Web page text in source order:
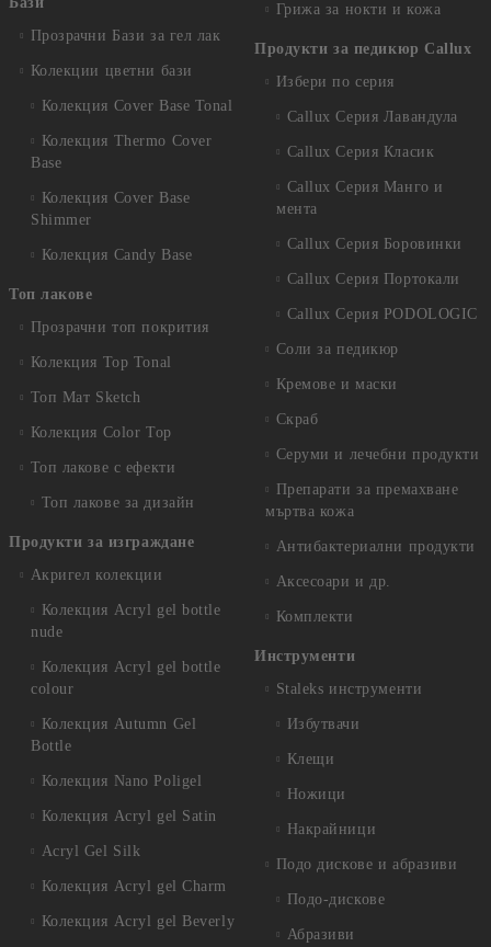
Прозрачни Бази за гел лак
Колекции цветни бази
Колекция Cover Base Tonal
Колекция Thermo Cover
Base
Колекция Cover Base
Shimmer
Колекция Candy Base
Топ лакове
Прозрачни топ покрития
Колекция Top Tonal
Топ Мат Sketch
Колекция Color Top
Топ лакове с ефекти
Топ лакове за дизайн
Продукти за изграждане
Акригел колекции
Колекция Acryl gel bottle
nude
Колекция Acryl gel bottle
colour
Колекция Autumn Gel
Bottle
Колекция Nano Poligel
Колекция Acryl gel Satin
Acryl Gel Silk
Колекция Acryl gel Charm
Колекция Acryl gel Beverly
Грижа за нокти и кожа
Продукти за педикюр Callux
Избери по серия
Callux Серия Лавандула
Callux Серия Класик
Callux Серия Манго и
мента
Callux Серия Боровинки
Callux Серия Портокали
Callux Серия PODOLOGIC
Соли за педикюр
Кремове и маски
Скраб
Серуми и лечебни продукти
Препарати за премахване
мъртва кожа
Антибактериални продукти
Аксесоари и др.
Комплекти
Инструменти
Staleks инструменти
Избутвачи
Клещи
Ножици
Накрайници
Подо дискове и абразиви
Подо-дискове
Абразиви